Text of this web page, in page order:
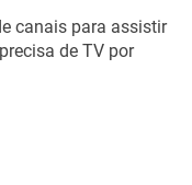
canais para assistir
de TV por